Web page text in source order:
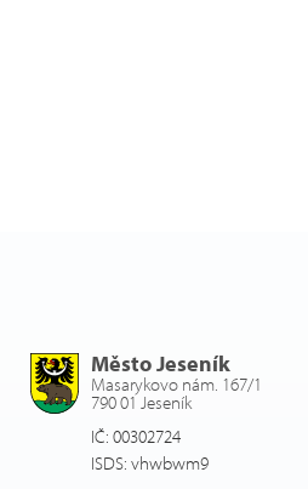
Město Jeseník
Masarykovo nám. 167/1
790 01 Jeseník
IČ: 00302724
ISDS: vhwbwm9